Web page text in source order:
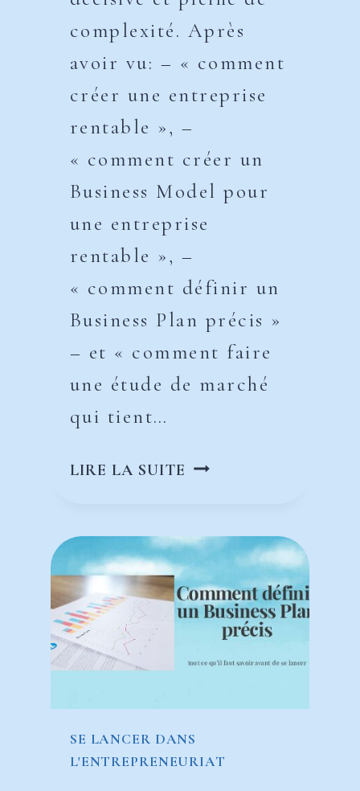
complexité. Après
avoir vu: – « comment
créer une entreprise
rentable », –
« comment créer un
Business Model pour
une entreprise
rentable », –
« comment définir un
Business Plan précis »
– et « comment faire
une étude de marché
qui tient…
LIRE LA SUITE COMMENT
STATUT
JURIDIQUE
SE LANCER DANS
L'ENTREPRENEURIAT